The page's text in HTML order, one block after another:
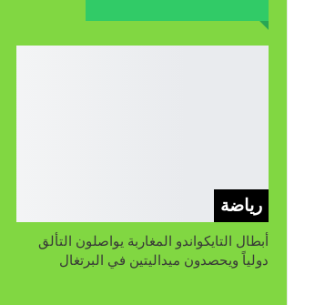
رياضة
أبطال التايكواندو المغاربة يواصلون التألق
دولياً ويحصدون ميداليتين في البرتغال